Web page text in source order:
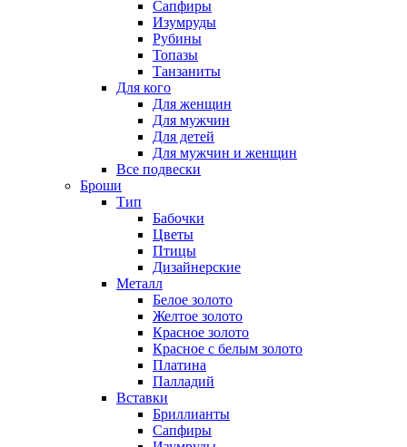
Сапфиры
Изумруды
Рубины
Топазы
Танзаниты
Для кого
Для женщин
Для мужчин
Для детей
Для мужчин и женщин
Все подвески
Броши
Тип
Бабочки
Цветы
Птицы
Дизайнерские
Металл
Белое золото
Желтое золото
Красное золото
Красное с белым золото
Платина
Палладий
Вставки
Бриллианты
Сапфиры